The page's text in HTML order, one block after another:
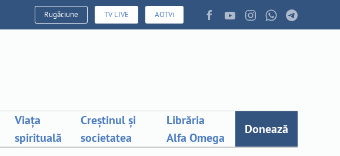
Rugăciune TV LIVE AOTVi
Viața
spirituală
Creștinul și
societatea
Librăria
Alfa Omega
Donează